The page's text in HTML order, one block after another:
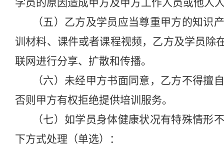
学员的原因造成甲方及甲方工作人员或他人
（五）乙方及学员应当尊重甲方的知
训材料、课件或者课程视频，乙方及学员除
联网进行分享、 扩散和传播。
（六）未经甲方书面同意，乙方不得
否则甲方有权拒绝提供培训服务。
（七）如学员身体健康状况有特殊情
下方式处理（单选）：